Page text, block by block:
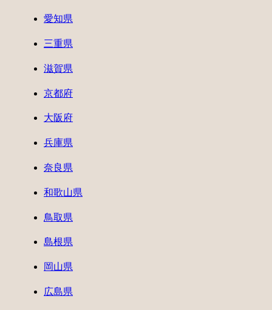
愛知県
三重県
滋賀県
京都府
大阪府
兵庫県
奈良県
和歌山県
鳥取県
島根県
岡山県
広島県